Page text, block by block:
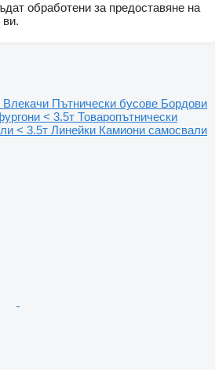
обработени за предоставяне на
ви.
Влекачи Пътнически бусове Бордови
< 3.5т Товаропътнически
< 3.5т Линейки Камиони самосвали